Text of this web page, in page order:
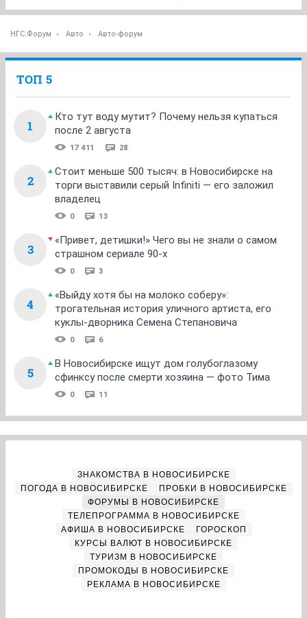
НГС.Форум Авто Авто-форум
ТОП 5
1
Кто тут воду мутит? Почему нельзя купаться
после 2 августа
17 411 28
2
Стоит меньше 500 тысяч: в Новосибирске на
торги выставили серый Infiniti — его заложил
владелец
0 13
3
«Привет, детишки!» Чего вы не знали о самом
страшном сериале 90-х
0 3
4
«Выйду хотя бы на молоко соберу»:
трогательная история уличного артиста, его
куклы-дворника Семена Степановича
0 6
5
В Новосибирске ищут дом голубоглазому
сфинксу после смерти хозяина — фото Тима
0 11
ЗНАКОМСТВА В НОВОСИБИРСКЕ
ПОГОДА В НОВОСИБИРСКЕ
ПРОБКИ В НОВОСИБИРСКЕ
ФОРУМЫ В НОВОСИБИРСКЕ
ТЕЛЕПРОГРАММА В НОВОСИБИРСКЕ
АФИША В НОВОСИБИРСКЕ
ГОРОСКОП
КУРСЫ ВАЛЮТ В НОВОСИБИРСКЕ
ТУРИЗМ В НОВОСИБИРСКЕ
ПРОМОКОДЫ В НОВОСИБИРСКЕ
РЕКЛАМА В НОВОСИБИРСКЕ